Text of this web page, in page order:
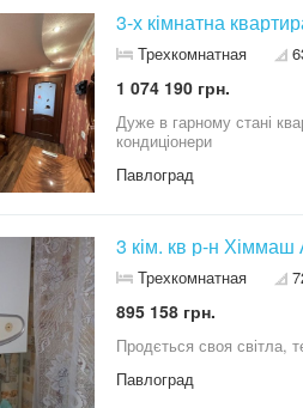
3-х кімнатна
Трехкомнатная
1 074 190 грн.
Дуже в гарному стані квартира у самому
кондиціонери
Павлоград
Трехкомнатная
895 158 грн.
Павлоград